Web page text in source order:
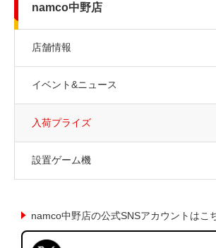
namco中野店
店舗情報
イベント&ニュース
入荷プライズ
設置ゲーム機
namco中野店の公式SNSアカウントはこ